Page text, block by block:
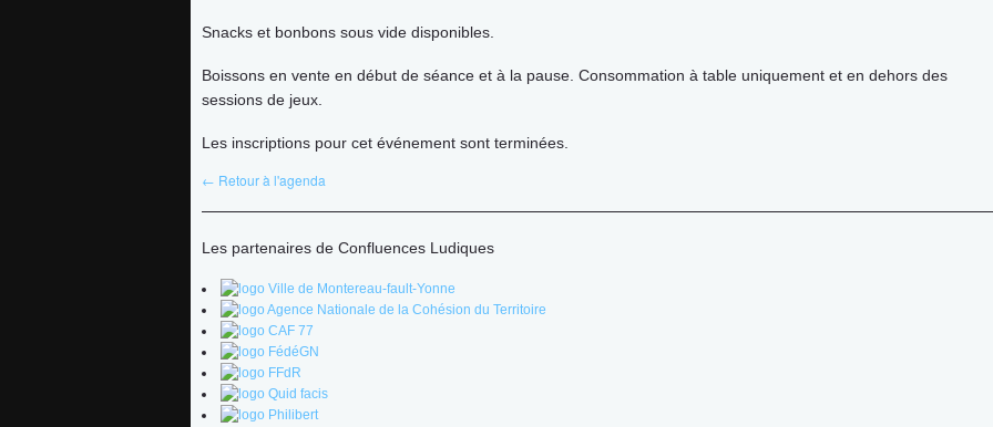
Snacks et bonbons sous vide disponibles.
Boissons en vente en début de séance et à la pause. Consommation à table uniquement et en dehors des
sessions de jeux.
Les inscriptions pour cet événement sont terminées.
← Retour à l'agenda
Les partenaires de Confluences Ludiques